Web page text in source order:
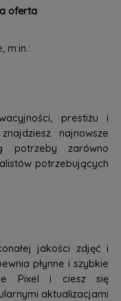
oferta
m.in.:
prestiżu i
najnowsze
potrzeby zarówno
potrzebujących
jakości zdjęć i
płynne i szybkie
Pixel i ciesz się
aktualizacjami